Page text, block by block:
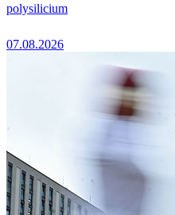
polysilicium
07.08.2026